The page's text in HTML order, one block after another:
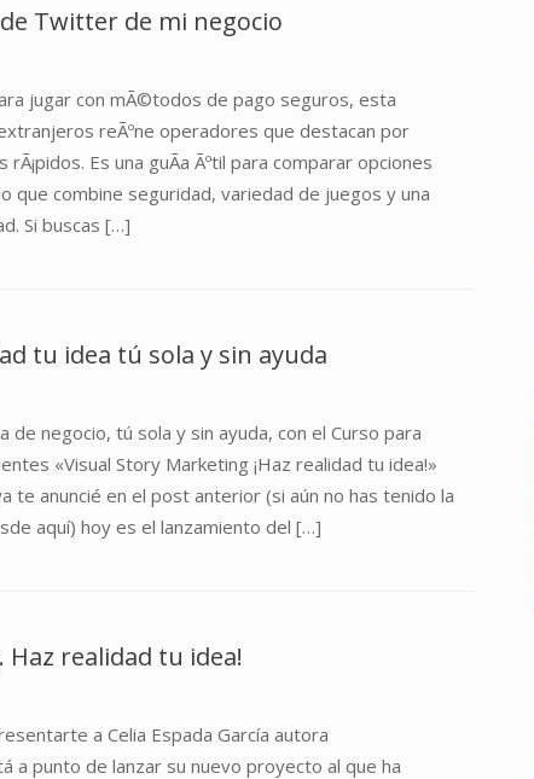
Twitter de mi negocio
jugar con mÃ©todos de pago seguros, esta
reÃºne operadores que destacan por
Es una guÃ­a Ãºtil para comparar opciones
que combine seguridad, variedad de juegos y una
Si buscas […]
tu idea tú sola y sin ayuda
de negocio, tú sola y sin ayuda, con el Curso para
«Visual Story Marketing ¡Haz realidad tu idea!»
te anuncié en el post anterior (si aún no has tenido la
aquí) hoy es el lanzamiento del […]
realidad tu idea!
a Celia Espada García autora
a punto de lanzar su nuevo proyecto al que ha